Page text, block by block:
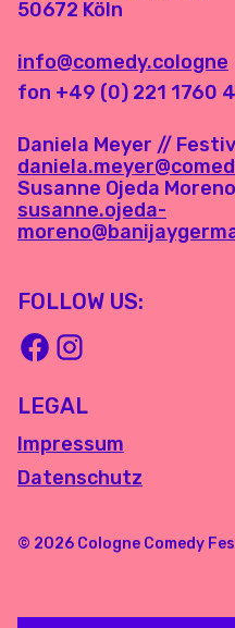
50672 Köln
info@comedy.cologne
fon +49 (0) 221 1760
Daniela Meyer //
Susanne Ojeda
susanne.ojeda-
FOLLOW US:
LEGAL
Impressum
Datenschutz
© 2026 Cologne Comedy